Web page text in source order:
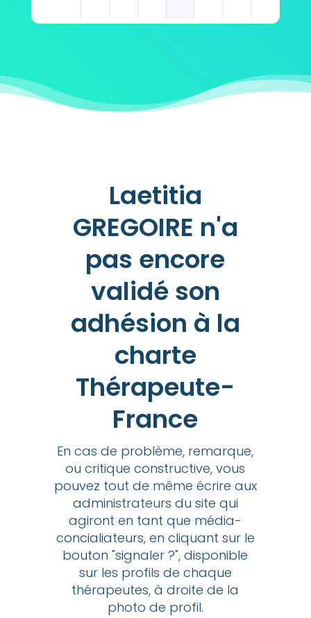
Laetitia
GREGOIRE n'a
pas encore
validé son
adhésion à la
charte
Thérapeute-
France
En cas de problème, remarque,
ou critique constructive, vous
pouvez tout de même écrire aux
administrateurs du site qui
agiront en tant que média-
concialiateurs, en cliquant sur le
bouton "signaler ?", disponible
sur les profils de chaque
thérapeutes, à droite de la
photo de profil.